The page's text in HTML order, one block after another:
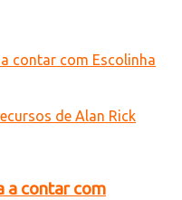
a contar com